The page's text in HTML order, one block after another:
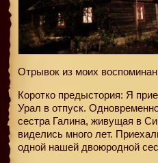
Отрывок из моих
Коротко предыстория: Я
Урал в отпуск.
сестра Галина, живущая в
виделись много лет.
одной нашей двоюродной